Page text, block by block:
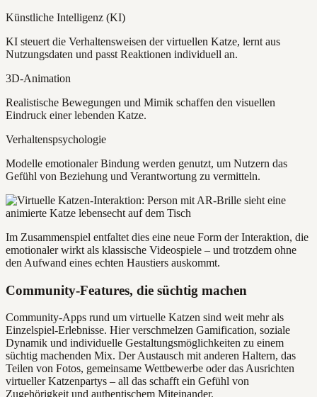
Künstliche Intelligenz (KI)
KI steuert die Verhaltensweisen der virtuellen Katze, lernt aus
Nutzungsdaten und passt Reaktionen individuell an.
3D-Animation
Realistische Bewegungen und Mimik schaffen den visuellen
Eindruck einer lebenden Katze.
Verhaltenspsychologie
Modelle emotionaler Bindung werden genutzt, um Nutzern das
Gefühl von Beziehung und Verantwortung zu vermitteln.
Im Zusammenspiel entfaltet dies eine neue Form der Interaktion, die
emotionaler wirkt als klassische Videospiele – und trotzdem ohne
den Aufwand eines echten Haustiers auskommt.
Community-Features, die süchtig machen
Community-Apps rund um virtuelle Katzen sind weit mehr als
Einzelspiel-Erlebnisse. Hier verschmelzen Gamification, soziale
Dynamik und individuelle Gestaltungsmöglichkeiten zu einem
süchtig machenden Mix. Der Austausch mit anderen Haltern, das
Teilen von Fotos, gemeinsame Wettbewerbe oder das Ausrichten
virtueller Katzenpartys – all das schafft ein Gefühl von
Zugehörigkeit und authentischem Miteinander.